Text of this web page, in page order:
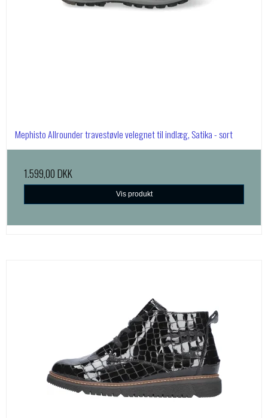
Mephisto Allrounder travestøvle velegnet til indlæg, Satika - sort
1.599,00 DKK
Vis produkt